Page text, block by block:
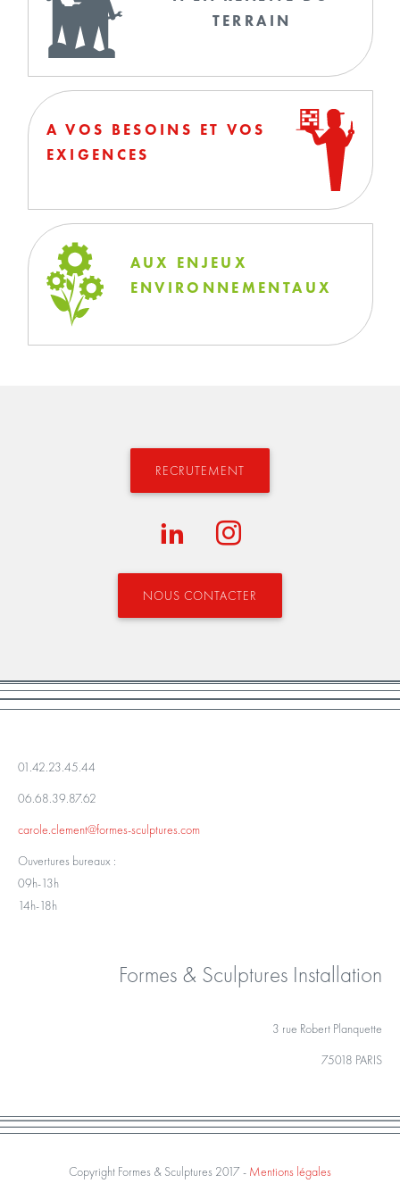
TERRAIN
A VOS BESOINS ET VOS
EXIGENCES
AUX ENJEUX
ENVIRONNEMENTAUX
RECRUTEMENT
NOUS CONTACTER
01.42.23.45.44
06.68.39.87.62
carole.clement@formes-sculptures.com
Ouvertures bureaux :
09h-13h
14h-18h
Formes & Sculptures Installation
3 rue Robert Planquette
75018 PARIS
Copyright Formes & Sculptures 2017 - Mentions légales